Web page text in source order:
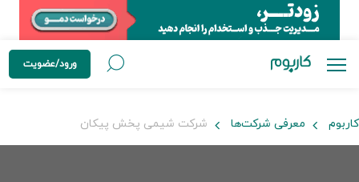
ورود/عضویت
کاربوم معرفی شرکت‌ها شرکت شیمی پخش پیکان